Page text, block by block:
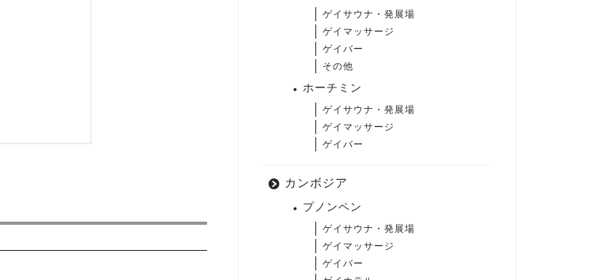
ゲイサウナ・発展場
ゲイマッサージ
ゲイバー
その他
ホーチミン
ゲイサウナ・発展場
ゲイマッサージ
ゲイバー
カンボジア
プノンペン
ゲイサウナ・発展場
ゲイマッサージ
ゲイバー